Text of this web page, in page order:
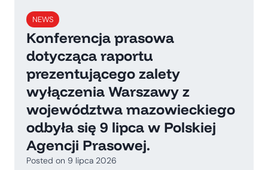
NEWS
Konferencja prasowa
dotycząca raportu
prezentującego zalety
wyłączenia Warszawy z
województwa mazowieckiego
odbyła się 9 lipca w Polskiej
Agencji Prasowej.
Posted on 9 lipca 2026